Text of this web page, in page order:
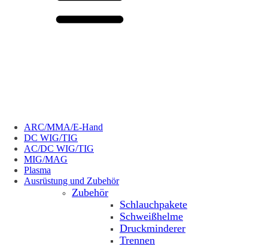
ARC/MMA/E-Hand
DC WIG/TIG
AC/DC WIG/TIG
MIG/MAG
Plasma
Ausrüstung und Zubehör
Zubehör
Schlauchpakete
Schweißhelme
Druckminderer
Trennen